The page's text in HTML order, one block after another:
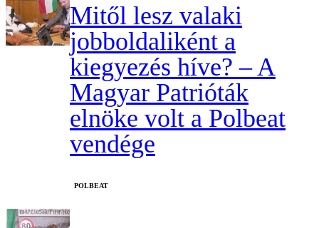
Mitől lesz valaki
jobboldaliként a
kiegyezés híve? – A
Magyar Patrióták
elnöke volt a Polbeat
vendége
‎POLBEAT